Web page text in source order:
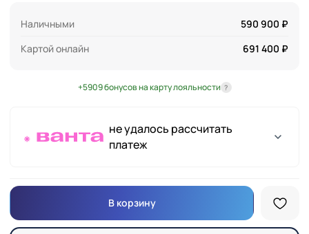
Наличными
590 900 ₽
Картой онлайн
691 400 ₽
+5909 бонусов на карту лояльности ?
не удалось рассчитать
платеж
В корзину